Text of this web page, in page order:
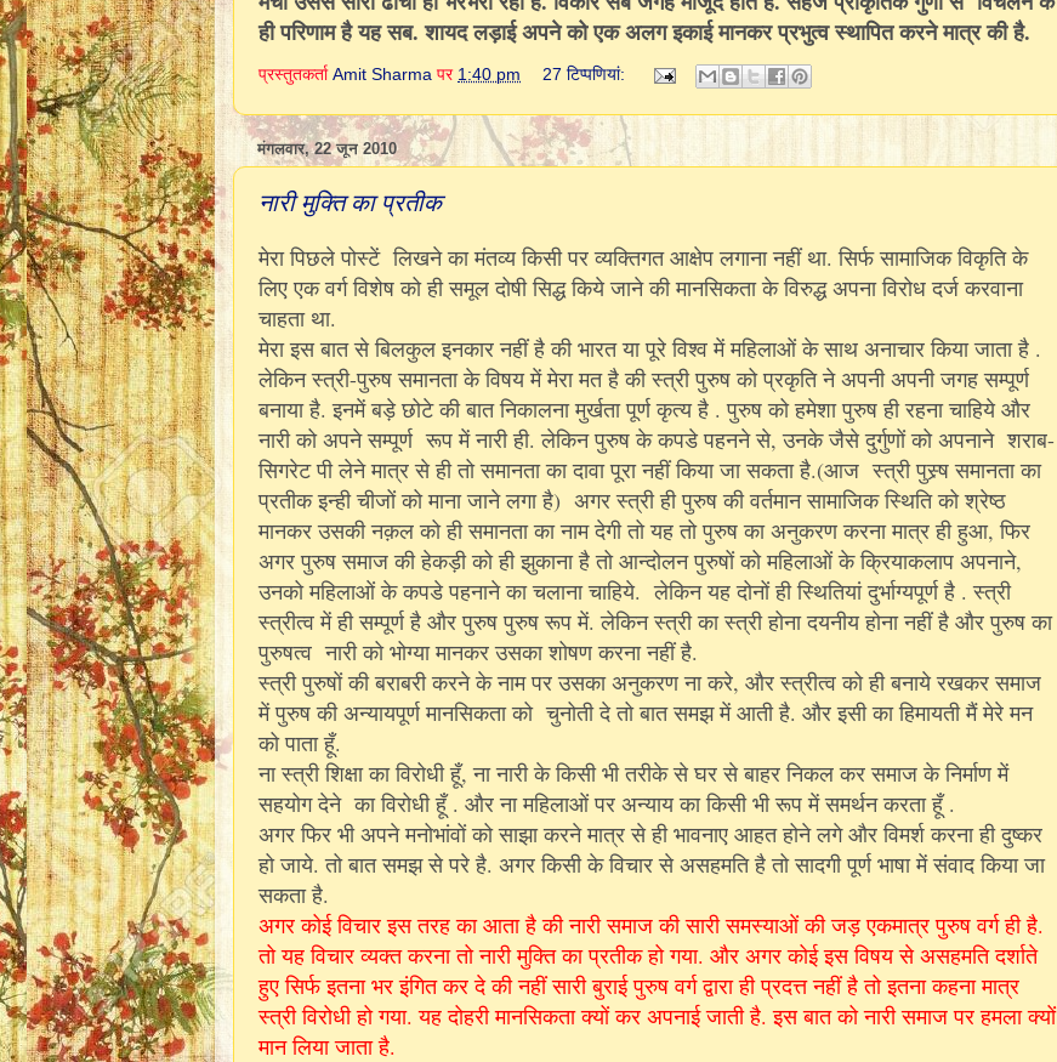
ही परिणाम है यह सब. शायद लड़ाई अपने को एक अलग इकाई मानकर प्रभुत्व स्थापित करने मात्र की है.
प्रस्तुतकर्ता Amit Sharma पर 1:40 pm 27 टिप्‍पणियां:
मंगलवार, 22 जून 2010
नारी मुक्ति का प्रतीक
मेरा पिछले पोस्टें लिखने का मंतव्य किसी पर व्यक्तिगत आक्षेप लगाना नहीं था. सिर्फ सामाजिक विकृति के
लिए एक वर्ग विशेष को ही समूल दोषी सिद्ध किये जाने की मानसिकता के विरुद्ध अपना विरोध दर्ज करवाना
चाहता था.
मेरा इस बात से बिलकुल इनकार नहीं है की भारत या पूरे विश्व में महिलाओं के साथ अनाचार किया जाता है .
लेकिन स्त्री-पुरुष समानता के विषय में मेरा मत है की स्त्री पुरुष को प्रकृति ने अपनी अपनी जगह सम्पूर्ण
बनाया है. इनमें बड़े छोटे की बात निकालना मुर्खता पूर्ण कृत्य है . पुरुष को हमेशा पुरुष ही रहना चाहिये और
नारी को अपने सम्पूर्ण रूप में नारी ही. लेकिन पुरुष के कपडे पहनने से, उनके जैसे दुर्गुणों को अपनाने शराब-
सिगरेट पी लेने मात्र से ही तो समानता का दावा पूरा नहीं किया जा सकता है.(आज स्त्री पुस्र्ष समानता का
प्रतीक इन्ही चीजों को माना जाने लगा है) अगर स्त्री ही पुरुष की वर्तमान सामाजिक स्थिति को श्रेष्ठ
मानकर उसकी नक़ल को ही समानता का नाम देगी तो यह तो पुरुष का अनुकरण करना मात्र ही हुआ, फिर
अगर पुरुष समाज की हेकड़ी को ही झुकाना है तो आन्दोलन पुरुषों को महिलाओं के क्रियाकलाप अपनाने,
उनको महिलाओं के कपडे पहनाने का चलाना चाहिये. लेकिन यह दोनों ही स्थितियां दुर्भाग्यपूर्ण है . स्त्री
स्त्रीत्व में ही सम्पूर्ण है और पुरुष पुरुष रूप में. लेकिन स्त्री का स्त्री होना दयनीय होना नहीं है और पुरुष का
पुरुषत्व नारी को भोग्या मानकर उसका शोषण करना नहीं है.
स्त्री पुरुषों की बराबरी करने के नाम पर उसका अनुकरण ना करे, और स्त्रीत्व को ही बनाये रखकर समाज
में पुरुष की अन्यायपूर्ण मानसिकता को चुनोती दे तो बात समझ में आती है. और इसी का हिमायती मैं मेरे मन
को पाता हूँ.
ना स्त्री शिक्षा का विरोधी हूँ, ना नारी के किसी भी तरीके से घर से बाहर निकल कर समाज के निर्माण में
सहयोग देने का विरोधी हूँ . और ना महिलाओं पर अन्याय का किसी भी रूप में समर्थन करता हूँ .
अगर फिर भी अपने मनोभांवों को साझा करने मात्र से ही भावनाए आहत होने लगे और विमर्श करना ही दुष्कर
हो जाये. तो बात समझ से परे है. अगर किसी के विचार से असहमति है तो सादगी पूर्ण भाषा में संवाद किया जा
सकता है.
अगर कोई विचार इस तरह का आता है की नारी समाज की सारी समस्याओं की जड़ एकमात्र पुरुष वर्ग ही है.
तो यह विचार व्यक्त करना तो नारी मुक्ति का प्रतीक हो गया. और अगर कोई इस विषय से असहमति दर्शाते
हुए सिर्फ इतना भर इंगित कर दे की नहीं सारी बुराई पुरुष वर्ग द्वारा ही प्रदत्त नहीं है तो इतना कहना मात्र
स्त्री विरोधी हो गया. यह दोहरी मानसिकता क्यों कर अपनाई जाती है. इस बात को नारी समाज पर हमला क्यों
मान लिया जाता है.